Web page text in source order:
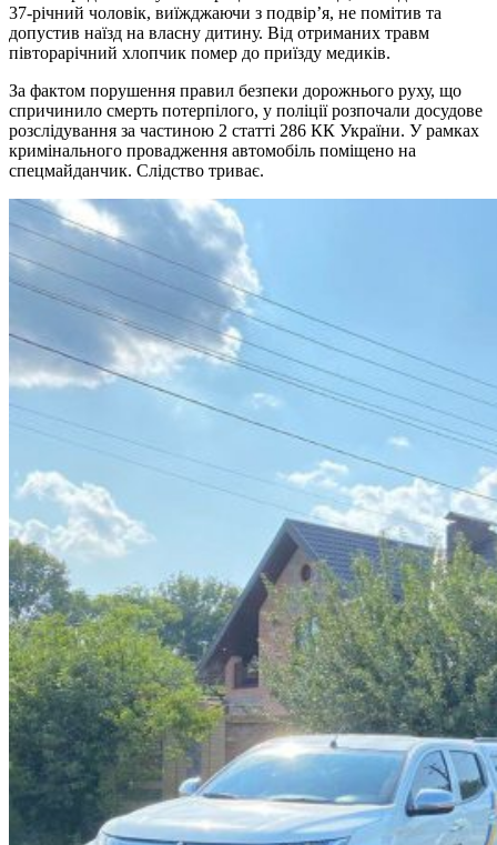
37-річний чоловік, виїжджаючи з подвірʼя, не помітив та
допустив наїзд на власну дитину. Від отриманих травм
півторарічний хлопчик помер до приїзду медиків.
За фактом порушення правил безпеки дорожнього руху, що
спричинило смерть потерпілого, у поліції розпочали досудове
розслідування за частиною 2 статті 286 КК України. У рамках
кримінального провадження автомобіль поміщено на
спецмайданчик. Слідство триває.